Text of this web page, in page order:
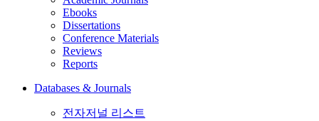
Ebooks
Dissertations
Conference Materials
Reviews
Reports
Databases & Journals
전자저널 리스트